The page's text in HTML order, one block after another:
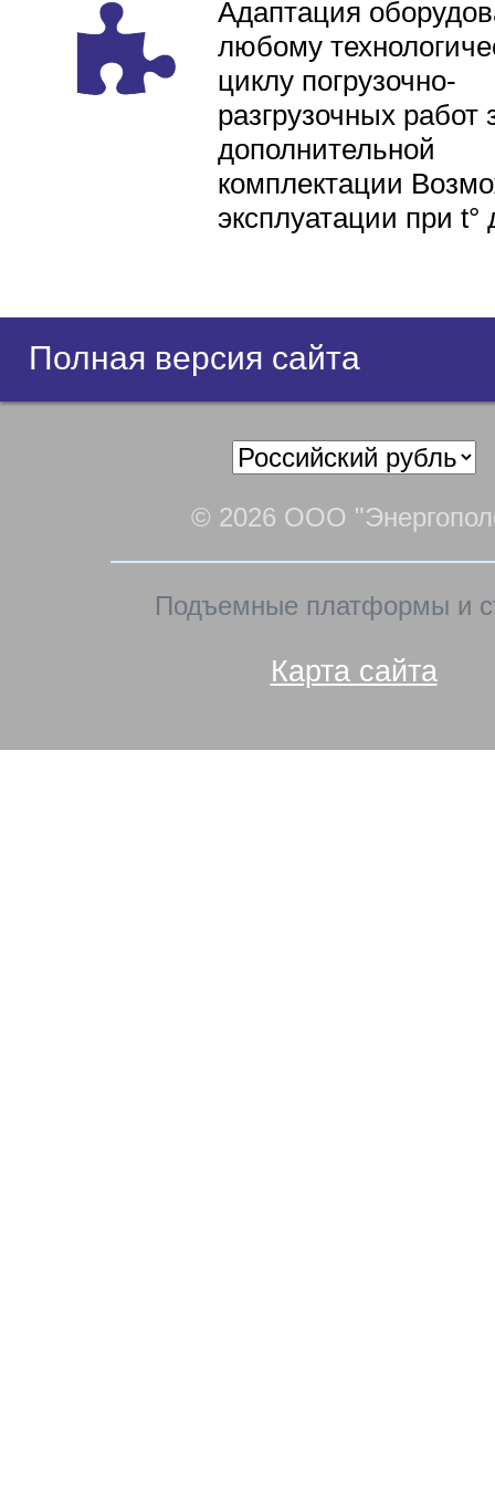
Адаптация
любому
циклу погрузочно-
разгрузочных работ
дополнительной
комплектации
эксплуатации при t°
Полная версия сайта
© 2026 ООО
Подъемные платформы и
Карта сайта